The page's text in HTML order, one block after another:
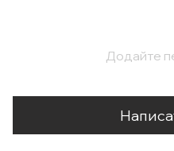
Додайте